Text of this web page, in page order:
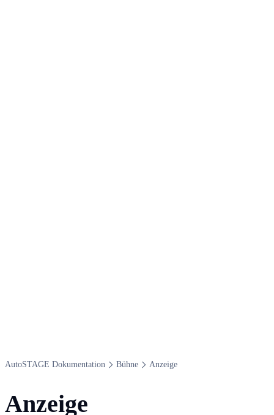
Auto​STAGE Dokumentation Bühne Anzeige
Anzeige